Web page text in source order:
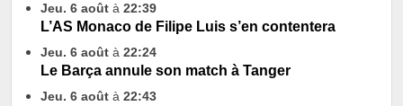
Jeu. 6 août à 22:39
L’AS Monaco de Filipe Luis s’en contentera
Jeu. 6 août à 22:24
Le Barça annule son match à Tanger
Jeu. 6 août à 22:43